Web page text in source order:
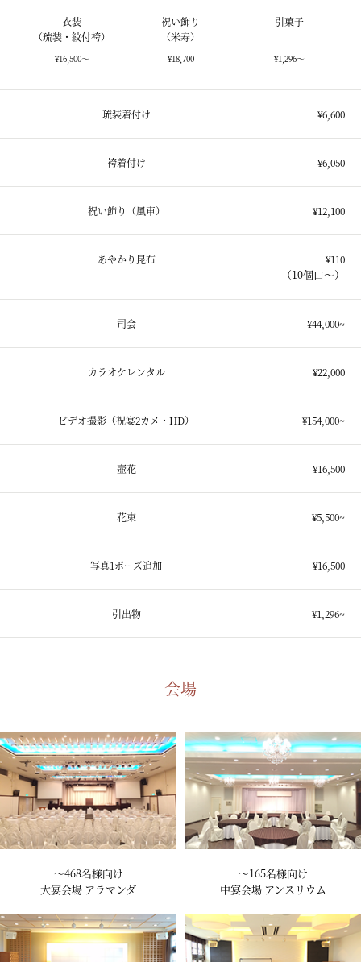
衣装
（琉装・紋付袴）
¥16,500～
祝い飾り
（米寿）
¥18,700
引菓子
¥1,296～
琉装着付け ¥6,600
袴着付け ¥6,050
祝い飾り（風車） ¥12,100
あやかり昆布 ¥110
（10個口～）
司会 ¥44,000~
カラオケレンタル ¥22,000
ビデオ撮影（祝宴2カメ・HD） ¥154,000~
壺花 ¥16,500
花束 ¥5,500~
写真1ポーズ追加 ¥16,500
引出物 ¥1,296~
会場
～468名様向け
大宴会場 アラマンダ
～165名様向け
中宴会場 アンスリウム